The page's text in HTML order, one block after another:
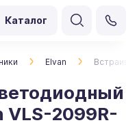
Каталог
Elvan
VLS-2099R-